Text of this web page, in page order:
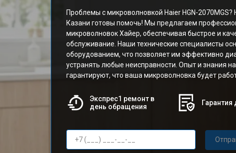
Проблемы с микроволновкой Haier HGN-
Казани готовы помочь! Мы предлагаем
микроволновок Хайер, обеспечивая быстрое и
обслуживание. Наши технические специалисты
оборудованием, что позволяет им эффективно
устранять любые неисправности. Опыт и знания
гарантируют, что ваша микроволновка будет
Экспрес1 ремонт в
день обращения
Гарантия